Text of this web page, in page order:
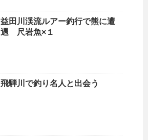
益田川渓流ルアー釣行で熊に遭
遇 尺岩魚×１
飛騨川で釣り名人と出会う